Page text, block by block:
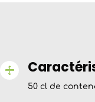

50 cl de